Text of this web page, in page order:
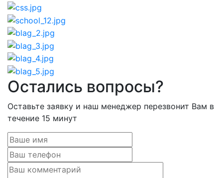
Остались вопросы?
Оставьте заявку и наш менеджер перезвонит Вам в
течение 15 минут